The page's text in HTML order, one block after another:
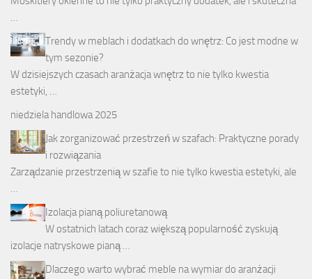
…
Trendy w meblach i dodatkach do wnętrz: Co jest modne w
tym sezonie?
W dzisiejszych czasach aranżacja wnętrz to nie tylko kwestia
estetyki, …
niedziela handlowa 2025
Jak zorganizować przestrzeń w szafach: Praktyczne porady
i rozwiązania
Zarządzanie przestrzenią w szafie to nie tylko kwestia estetyki, ale
…
Izolacja pianą poliuretanową
W ostatnich latach coraz większą popularność zyskują
izolacje natryskowe pianą …
Dlaczego warto wybrać meble na wymiar do aranżacji